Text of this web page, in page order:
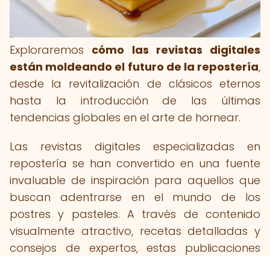
Exploraremos cómo las revistas digitales
están moldeando el futuro de la repostería,
desde la revitalización de clásicos eternos
hasta la introducción de las últimas
tendencias globales en el arte de hornear.
Las revistas digitales especializadas en
repostería se han convertido en una fuente
invaluable de inspiración para aquellos que
buscan adentrarse en el mundo de los
postres y pasteles. A través de contenido
visualmente atractivo, recetas detalladas y
consejos de expertos, estas publicaciones